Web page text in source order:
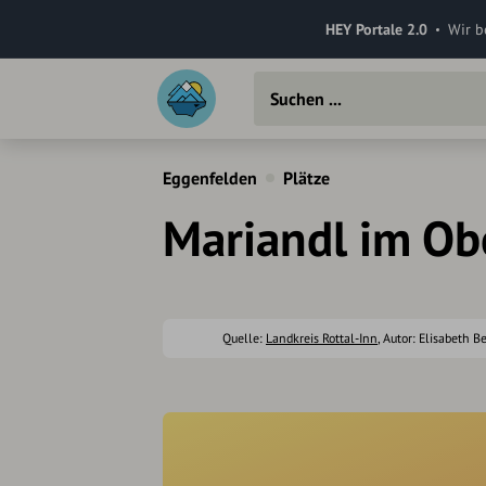
HEY Portale 2.0 Wir
Eggenfelden Plätze
Mariandl im
Quelle: Landkreis Rottal-Inn, Autor: Elisabeth